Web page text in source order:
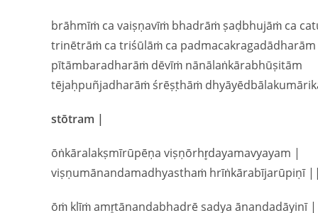
brāhmīṁ ca vaiṣṇavīṁ bhadrāṁ ṣaḍbhujāṁ ca
trinētrāṁ ca triśūlāṁ ca
pītāmbaradharāṁ dēvīṁ nānālaṅkārabhūṣitām
tējaḥpuñjadharāṁ śrēṣṭhāṁ
stōtram |
ōṅkāralakṣmīrūpēṇa viṣṇōrhr̥dayamavyayam |
viṣṇumānandamadhyasthaṁ hrīṅkārabījarūpiṇī
ōṁ klīṁ amr̥tānandabhadrē sadya ānandadāyinī |